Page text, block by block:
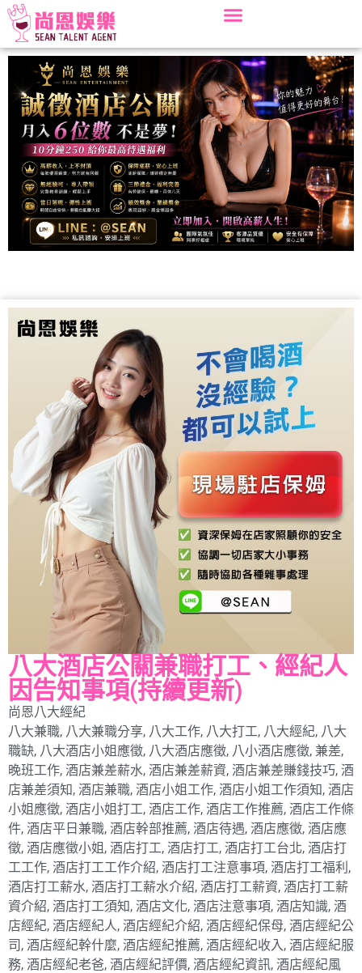
八大酒店公關兼職打工、經紀人
因告知事項(持續更新)
尚恩八大經紀
八大兼職, 八大兼職分享, 八大工作, 八大打工, 八大經紀, 八大
職缺, 八大酒店小姐應徵, 八大酒店應徵, 八小酒店應徵, 兼差,
晚班工作, 酒店兼差薪水, 酒店兼差薪資, 酒店兼差賺錢技巧, 酒
店兼差須知, 酒店兼職, 酒店小姐工作, 酒店小姐工作須知, 酒店
小姐應徵, 酒店小姐打工, 酒店工作, 酒店工作推薦, 酒店工作條
件, 酒店平日兼職, 酒店幹部推薦, 酒店待遇, 酒店應徵, 酒店應
徵, 酒店應徵小姐 , 酒店打工, 酒店打工, 酒店打工台北, 酒店打
工工作, 酒店打工工作介紹, 酒店打工注意事項, 酒店打工福利 ,
酒店打工薪水, 酒店打工薪水介紹, 酒店打工薪資, 酒店打工薪
資介紹, 酒店打工須知, 酒店文化, 酒店注意事項, 酒店知識, 酒
店經紀, 酒店經紀人, 酒店經紀介紹, 酒店經紀保母, 酒店經紀公
司 , 酒店經紀幹什麼, 酒店經紀推薦, 酒店經紀收入, 酒店經紀服
務, 酒店經紀老爸, 酒店經紀評價, 酒店經紀資訊, 酒店經紀風